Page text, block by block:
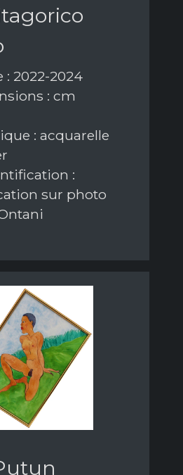
: 2022-2024
: cm
: acquarelle
:
sur photo